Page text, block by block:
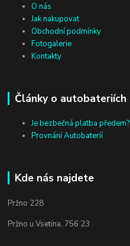
O nás
Jak nakupovat
Obchodní podmínky
Fotogalerie
Kontakty
Články o autobateriích
Je bezbečná platba předem?
Provnání Autobateríí
Kde nás najdete
Pržno 228
Pržno u Vsetína, 756 23